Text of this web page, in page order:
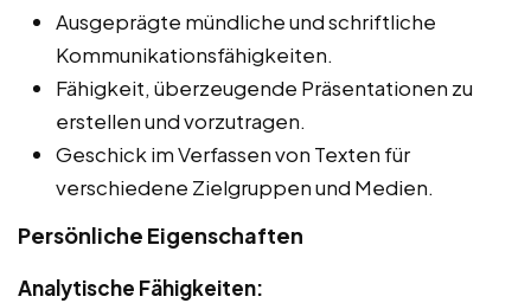
Ausgeprägte mündliche und schriftliche
Kommunikationsfähigkeiten.
Fähigkeit, überzeugende Präsentationen zu
erstellen und vorzutragen.
Geschick im Verfassen von Texten für
verschiedene Zielgruppen und Medien.
Persönliche Eigenschaften
Analytische Fähigkeiten: